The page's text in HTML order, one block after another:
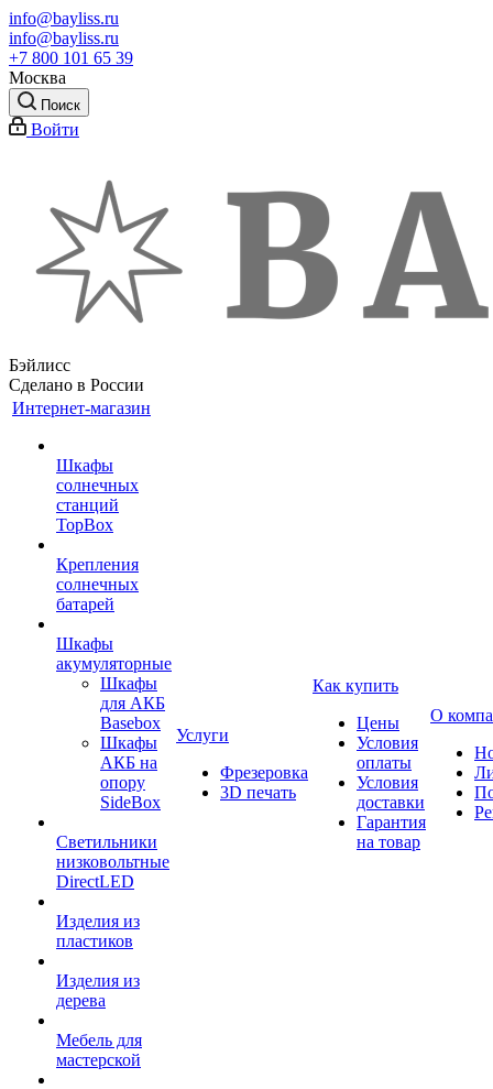
info@bayliss.ru
info@bayliss.ru
+7 800 101 65 39
Москва
Поиск
Войти
Бэйлисс
Сделано в России
Интернет-магазин
Шкафы
солнечных
станций
TopBox
Крепления
солнечных
батарей
Шкафы
акумуляторные
Шкафы
для АКБ
Basebox
Шкафы
АКБ на
опору
SideBox
Светильники
низковольтные
DirectLED
Изделия из
пластиков
Изделия из
дерева
Мебель для
мастерской
Услуги
Фрезеровка
3D печать
Как купить
Цены
Условия
оплаты
Условия
доставки
Гарантия
на товар
О